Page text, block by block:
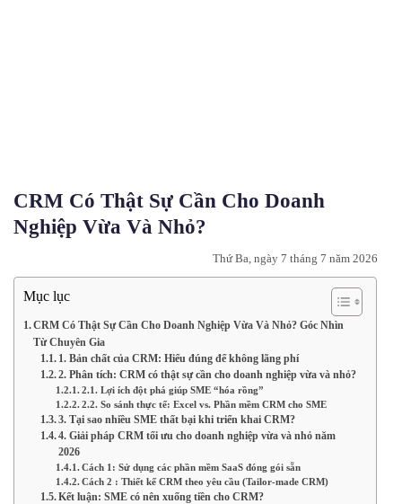
CRM Có Thật Sự Cần Cho Doanh
Nghiệp Vừa Và Nhỏ?
Thứ Ba, ngày 7 tháng 7 năm 2026
Mục lục
CRM Có Thật Sự Cần Cho Doanh Nghiệp Vừa Và Nhỏ? Góc Nhìn
Từ Chuyên Gia
1. Bản chất của CRM: Hiểu đúng để không lãng phí
2. Phân tích: CRM có thật sự cần cho doanh nghiệp vừa và nhỏ?
2.1. Lợi ích đột phá giúp SME “hóa rồng”
2.2. So sánh thực tế: Excel vs. Phần mềm CRM cho SME
3. Tại sao nhiều SME thất bại khi triển khai CRM?
4. Giải pháp CRM tối ưu cho doanh nghiệp vừa và nhỏ năm
2026
Cách 1: Sử dụng các phần mềm SaaS đóng gói sẵn
Cách 2 : Thiết kế CRM theo yêu cầu (Tailor-made CRM)
Kết luận: SME có nên xuống tiền cho CRM?